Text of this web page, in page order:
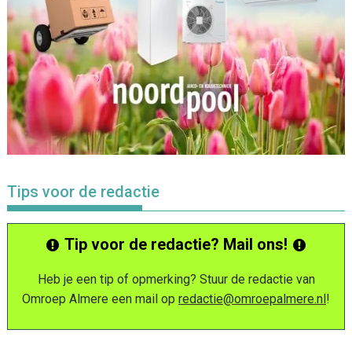
Tips voor de redactie
Tip voor de redactie? Mail ons!
Heb je een tip of opmerking? Stuur de redactie van
Omroep Almere een mail op redactie@omroepalmere.nl!